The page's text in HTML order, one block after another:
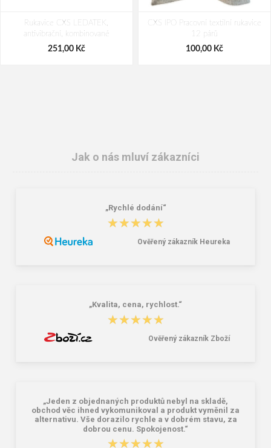
Rukavice CXS LEDATEK,
antivibrační, kombinované
251,00 Kč
CXS IPO Pracovní textilní rukavice
12 párů
100,00 Kč
FF TWITE LIGHT Pracovní rukavice
377,00 Kč 127,00 Kč
Jak o nás mluví zákazníci
„Rychlé dodání“
★★★★★
★★★★★
Ověřený zákazník Heureka
„Kvalita, cena, rychlost.“
★★★★★
★★★★★
Ověřený zákazník Zboží
„Jeden z objednaných produktů nebyl na skladě,
obchod věc ihned vykomunikoval a produkt vyměnil za
alternativu. Vše dorazilo rychle a v dobrém stavu, za
dobrou cenu. Spokojenost.“
★★★★★
★★★★★